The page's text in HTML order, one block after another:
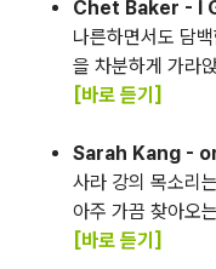
Chet Baker - I
나른하면서도 담
을 차분하게 가라
[바로 듣기]
Sarah Kang -
사라 강의 목소리
아주 가끔 찾아오
[바로 듣기]